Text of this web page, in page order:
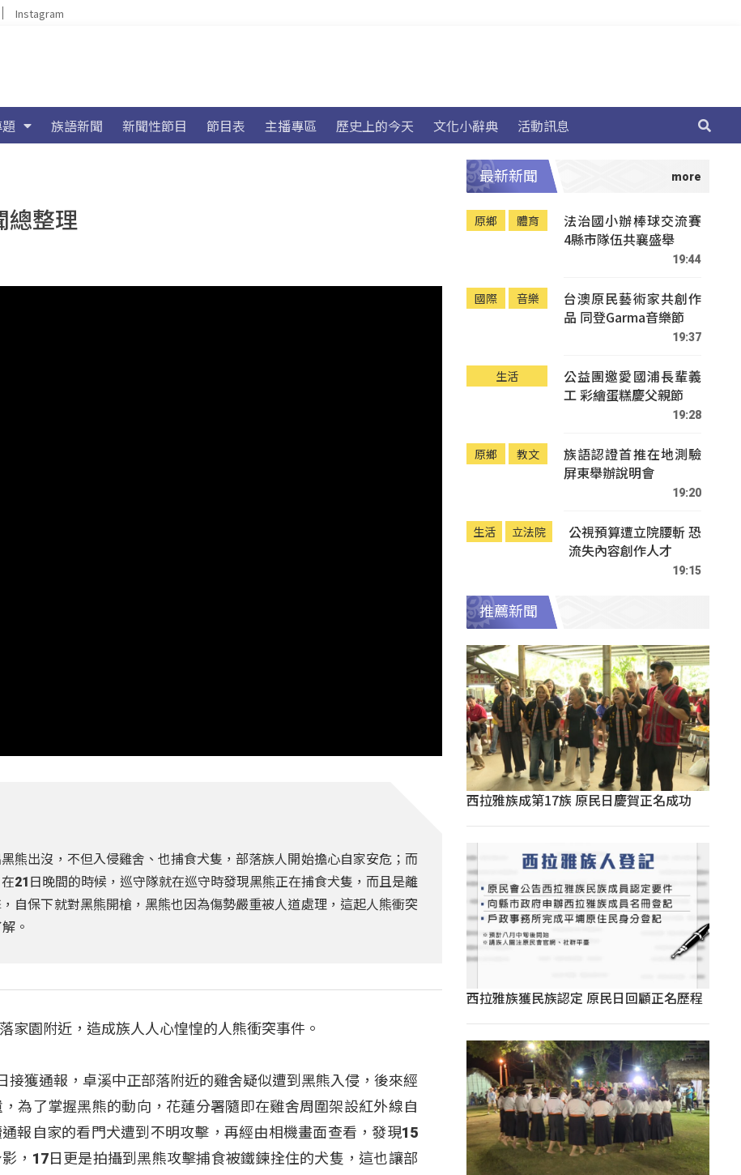
Instagram
族語新聞 新聞性節目 節目表 主播專區 歷史上的今天 文化小辭典 活動訊息
總整理
熊出沒，不但入侵雞舍、也捕食犬隻，部落族人開始擔心自家安危；而
21日晚間的時候，巡守隊就在巡守時發現黑熊正在捕食犬隻，而且是離
自保下就對黑熊開槍，黑熊也因為傷勢嚴重被人道處理，這起人熊衝突
。
家園附近，造成族人人心惶惶的人熊衝突事件。
接獲通報，卓溪中正部落附近的雞舍疑似遭到黑熊入侵，後來經
為了掌握黑熊的動向，花蓮分署隨即在雞舍周圍架設紅外線自
報自家的看門犬遭到不明攻擊，再經由相機畫面查看，發現15
，17日更是拍攝到黑熊攻擊捕食被鐵鍊拴住的犬隻，這也讓部
最新新聞
原鄉 體育
法治國小辦棒球交流賽
4縣市隊伍共襄盛舉
19:44
國際 音樂
台澳原民藝術家共創作
品 同登Garma音樂節
19:37
生活
公益團邀愛國浦長輩義
工 彩繪蛋糕慶父親節
19:28
原鄉 教文
族語認證首推在地測驗
屏東舉辦說明會
19:20
生活 立法院
公視預算遭立院腰斬 恐
流失內容創作人才
19:15
推薦新聞
西拉雅族成第17族 原民日慶賀正名成功
西拉雅族獲民族認定 原民日回顧正名歷程